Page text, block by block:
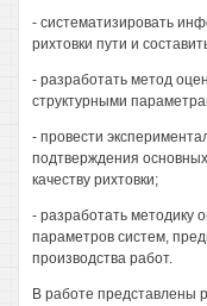
- систематизировать
рихтовки пути и
- разработать метод
структурными
- провести
подтверждения
качеству рихтовки;
- разработать методику
параметров систем,
производства работ.
В работе представлены